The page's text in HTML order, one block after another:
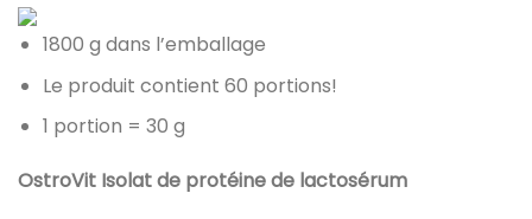
1800 g dans l’emballage
Le produit contient 60 portions!
1 portion = 30 g
OstroVit Isolat de protéine de lactosérum